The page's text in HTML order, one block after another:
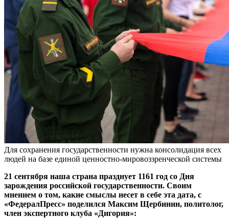
Для сохранения государственности нужна консолидация всех
людей на базе единой ценностно-мировоззренческой системы
21 сентября наша страна празднует 1161 год со Дня
зарождения российской государственности. Своим
мнением о том, какие смыслы несет в себе эта дата, с
«ФедералПресс» поделился Максим Щербинин, политолог,
член экспертного клуба «Дигория»: